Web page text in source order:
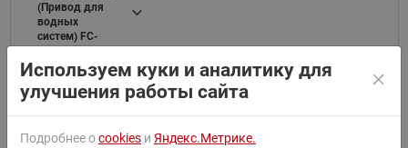
(Привод для
водных
систем) FC-
H1XGXXXXSXX
XXAXBXCXXXX
DX
Используем куки и аналитику для
улучшения работы сайта
Подробнее оcookies и Яндекс.Метрике.